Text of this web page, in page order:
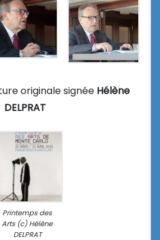
originale signée Hélène
DELPRAT
Printemps des
Arts (c) Hélène
DELPRAT